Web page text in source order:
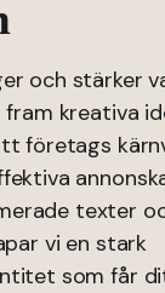
och stärker
fram kreativa
företags
texter
vi en stark
som får